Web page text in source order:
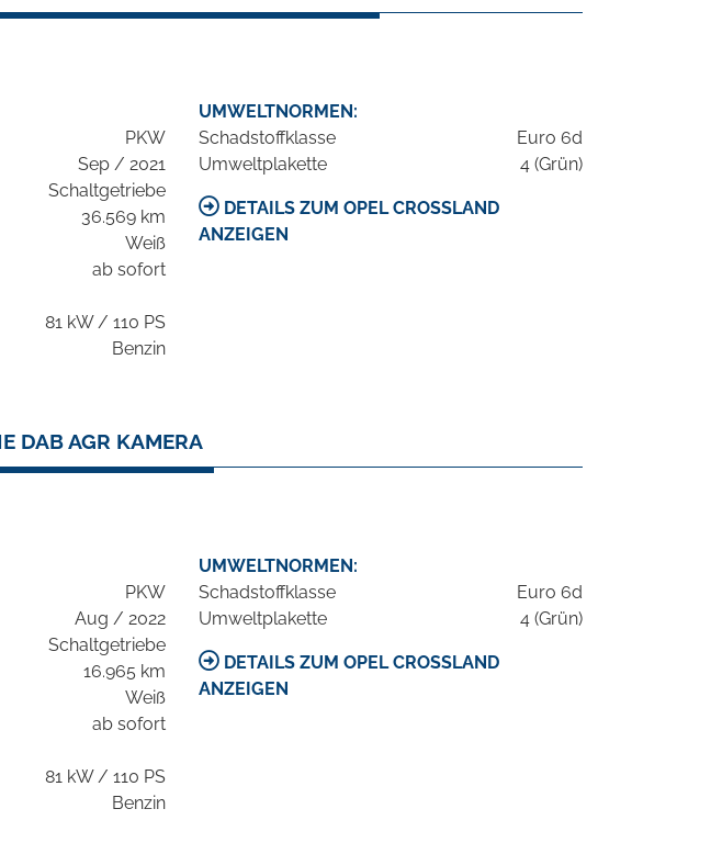
PKW
Sep / 2021
Schaltgetriebe
36.569 km
Weiß
ab sofort
81 kW / 110 PS
Benzin
UMWELTNORMEN:
Schadstoffklasse
Euro 6d
Umweltplakette
4 (Grün)
DETAILS ZUM OPEL CROSSLAND
ANZEIGEN
DAB AGR KAMERA
PKW
Aug / 2022
Schaltgetriebe
16.965 km
Weiß
ab sofort
81 kW / 110 PS
Benzin
UMWELTNORMEN:
Schadstoffklasse
Euro 6d
Umweltplakette
4 (Grün)
DETAILS ZUM OPEL CROSSLAND
ANZEIGEN